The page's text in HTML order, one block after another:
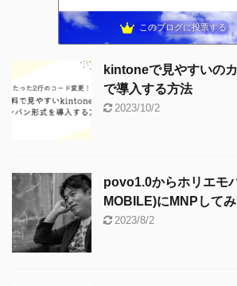
67位 ricemountainer-blog
このブログに投票する
kintoneで見やすいの
で導入する方法
2023/10/2
povo1.0からホリエモ
MOBILE)にMNPして
2023/8/2